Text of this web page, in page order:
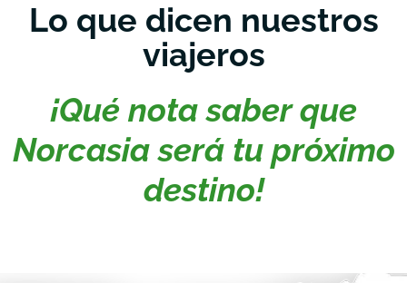
Lo que dicen nuestros
viajeros
¡Qué nota saber que
Norcasia será tu próximo
destino!